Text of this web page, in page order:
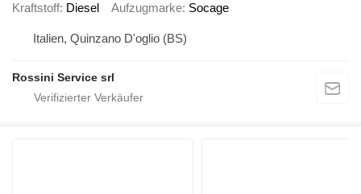
Kraftstoff Diesel Aufzugmarke Socage
Italien, Quinzano D'oglio (BS)
Rossini Service srl